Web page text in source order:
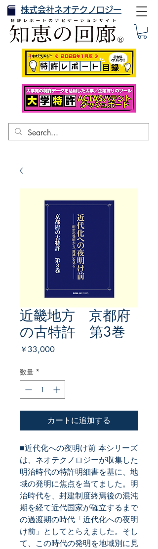
株式会社ネオテクノロジー
近畿地方 京都府
の古特許 第3巻
￥33,000価
数量 *
カートに追加する
■近代化への夜明け前 本シリーズ
は、ネオテクノロジーが収集した
明治時代の特許明細書を基に、地
域の発明に焦点を当てました。明
治時代を、封建制度終焉後の混沌
期を経て近代国家が確立するまで
の過渡期の時代「近代化への夜明
け前」としてとらえました。そし
て、この時代の発明を地域別に見